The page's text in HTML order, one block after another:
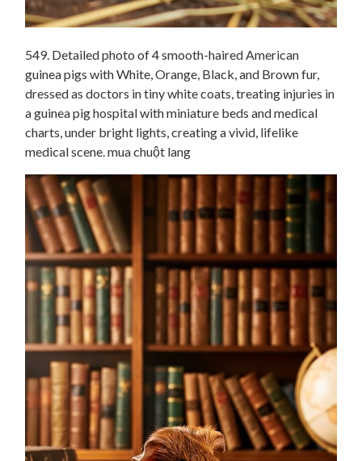
549. Detailed photo of 4 smooth-haired American
guinea pigs with White, Orange, Black, and Brown fur,
dressed as doctors in tiny white coats, treating injuries in
a guinea pig hospital with miniature beds and medical
charts, under bright lights, creating a vivid, lifelike
medical scene. mua chuột lang